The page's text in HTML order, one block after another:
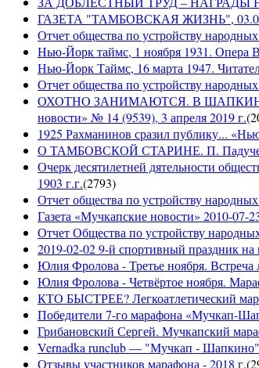
ГАЗЕТА "ТАМБОВСКАЯ ЖИЗНЬ",
Отчет общества по устройству
Нью-Йорк таймс, 1 ноября 1931. Опера
Нью-Йорк Таймс, 16 марта 1947.
Отчет общества по устройству
ОХОТНО ЗАНИМАЮТСЯ. В
новости» № 14 (9539), 3 апреля 2019 г.(
1925 Рахманинов сразил публику...
О ТАМБОВСКОЙ СТАРИНЕ. П.
Очерк десятилетней дятельности
1903 г.г.(2793)
Отчет общества по устройству
Газета «Мучкапские новости»
Отчет Общества по устройству
2019-02-02 9-й спортивный праздник
Юлия Фролова - Третье ноября. Встреча
Юлия Фролова - Четвёртое ноября.
КТО БЫСТРЕЕ? Легкоатлетический
Победители 7-го марафона «Мучкап-
Грибановский Сергей. Мучкапский
Vernadka runclub — "Мучкап -
Отзывы участников марафона - 2018 г.(